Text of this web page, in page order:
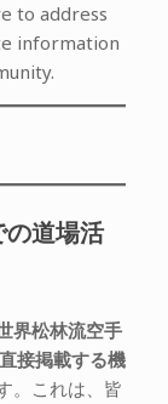
to address
information
道場活
界松林流空手
接掲載する機
。これは、皆